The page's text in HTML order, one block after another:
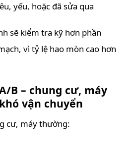
yếu, hoặc đã sửa qua
sẽ kiểm tra kỹ hơn phần
vì tỷ lệ hao mòn cao hơn
B – chung cư, máy
vận chuyển
cư, máy thường: